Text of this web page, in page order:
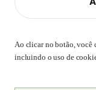
Ao clicar no botão, você
incluindo o uso de